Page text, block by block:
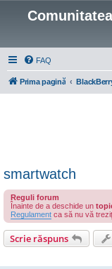
FAQ
Prima pagină
smartwatch
Reguli forum
Înainte de a deschide un
Regulament ca să nu vă
Scrie răspuns